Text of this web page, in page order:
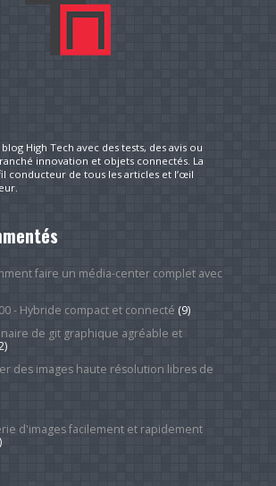
High Tech avec des tests, des avis ou
innovation et objets connectés. La
conducteur de tous les articles et l’œil
faire un média-center complet avec
- Hybride compact et connecté (9)
de git graphique agréable et
des images haute résolution libres de
d'images facilement et rapidement